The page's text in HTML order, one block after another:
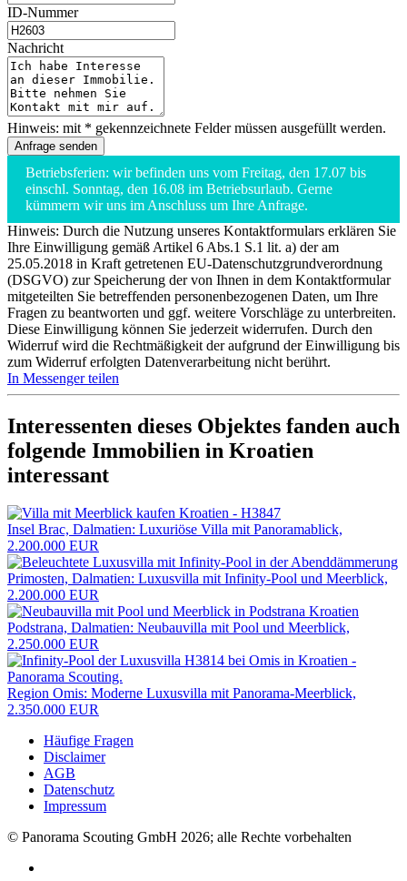
ID-Nummer
Nachricht
Hinweis: mit * gekennzeichnete Felder müssen ausgefüllt werden.
Betriebsferien: wir befinden uns vom Freitag, den 17.07 bis
einschl. Sonntag, den 16.08 im Betriebsurlaub. Gerne
kümmern wir uns im Anschluss um Ihre Anfrage.
Hinweis: Durch die Nutzung unseres Kontaktformulars erklären Sie
Ihre Einwilligung gemäß Artikel 6 Abs.1 S.1 lit. a) der am
25.05.2018 in Kraft getretenen EU-Datenschutzgrundverordnung
(DSGVO) zur Speicherung der von Ihnen in dem Kontaktformular
mitgeteilten Sie betreffenden personenbezogenen Daten, um Ihre
Fragen zu beantworten und ggf. weitere Vorschläge zu unterbreiten.
Diese Einwilligung können Sie jederzeit widerrufen. Durch den
Widerruf wird die Rechtmäßigkeit der aufgrund der Einwilligung bis
zum Widerruf erfolgten Datenverarbeitung nicht berührt.
In Messenger teilen
Interessenten dieses Objektes fanden auch
folgende Immobilien in Kroatien
interessant
Insel Brac, Dalmatien: Luxuriöse Villa mit Panoramablick,
2.200.000 EUR
Primosten, Dalmatien: Luxusvilla mit Infinity-Pool und Meerblick,
2.200.000 EUR
Podstrana, Dalmatien: Neubauvilla mit Pool und Meerblick,
2.250.000 EUR
Region Omis: Moderne Luxusvilla mit Panorama-Meerblick,
2.350.000 EUR
Häufige Fragen
Disclaimer
AGB
Datenschutz
Impressum
© Panorama Scouting GmbH 2026; alle Rechte vorbehalten